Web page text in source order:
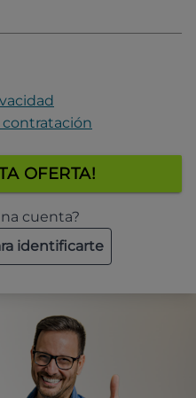
OFERTA!
cuenta?
identificarte